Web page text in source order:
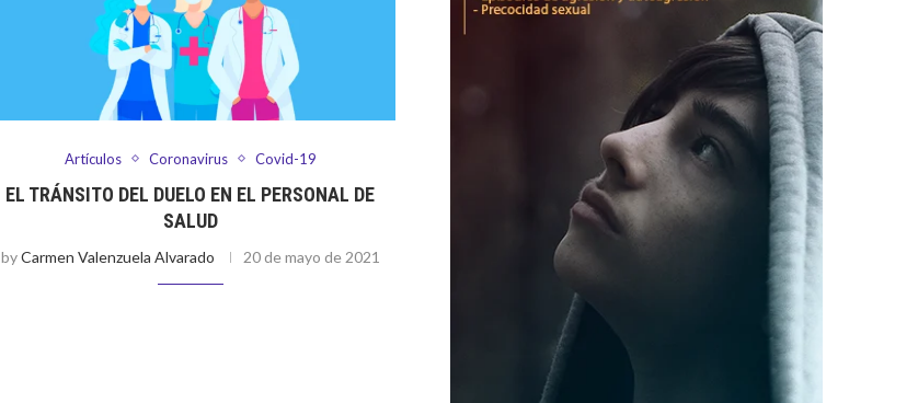
Artículos Coronavirus Covid-19
EL TRÁNSITO DEL DUELO EN EL PERSONAL DE
SALUD
byCarmen Valenzuela Alvarado 20 de mayo de 2021